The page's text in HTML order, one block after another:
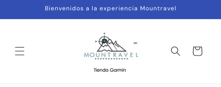
directamente
al contenido
Bienvenidos a la experiencia Mountravel
Carrito